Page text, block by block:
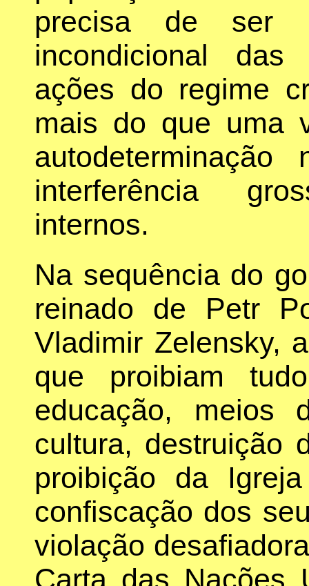
precisa de ser
incondicional
ações do regime
mais do que uma
interferência
internos.
Na sequência do
reinado de Petr
Vladimir Zelensky,
que proibiam
educação, meios
cultura, destruição
proibição da
confiscação dos
violação
Carta das Nações